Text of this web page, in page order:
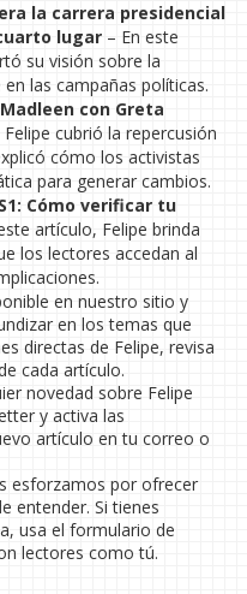
la carrera presidencial
lugar – En este
su visión sobre la
las campañas políticas.
con Greta
Felipe cubrió la repercusión
cómo los activistas
para generar cambios.
Cómo verificar tu
artículo, Felipe brinda
los lectores accedan al
en nuestro sitio y
en los temas que
directas de Felipe, revisa
cada artículo.
novedad sobre Felipe
y activa las
artículo en tu correo o
esforzamos por ofrecer
entender. Si tienes
usa el formulario de
lectores como tú.